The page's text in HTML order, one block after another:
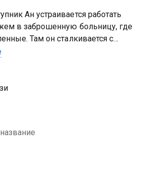
Ан устраивается работать
в заброшенную больницу, где
Там он сталкивается с
всадников Апокалипсиса,